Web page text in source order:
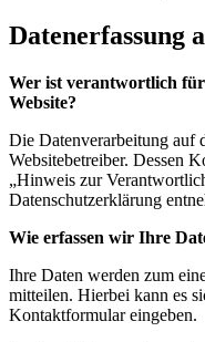
Datenerfassung
Wer ist verantwortlich für
Website?
Die Datenverarbeitung auf
Websitebetreiber. Dessen
„Hinweis zur
Datenschutzerklärung
Wie erfassen wir Ihre
Ihre Daten werden zum
mitteilen. Hierbei kann es
Kontaktformular eingeben.